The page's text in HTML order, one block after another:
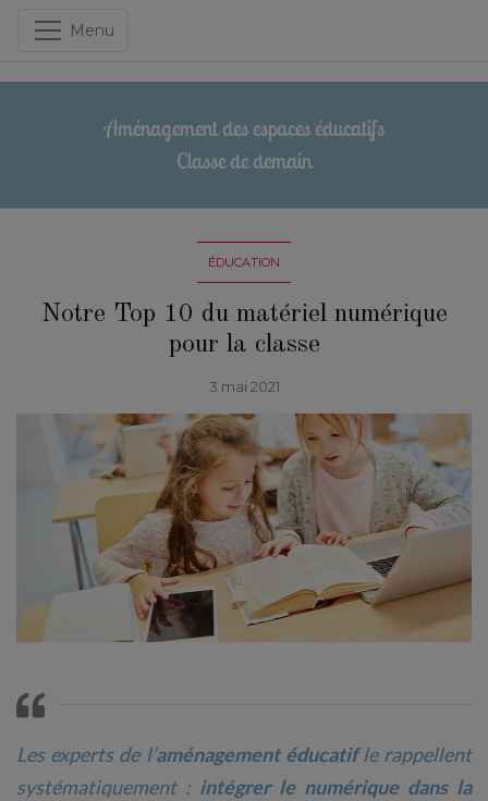
Menu
Aménagement des espaces éducatifs
Classe de demain
ÉDUCATION
Notre Top 10 du matériel numérique
pour la classe
3 mai 2021
Les experts de l’aménagement éducatifle rappellent
systématiquement : intégrer le numérique dans la